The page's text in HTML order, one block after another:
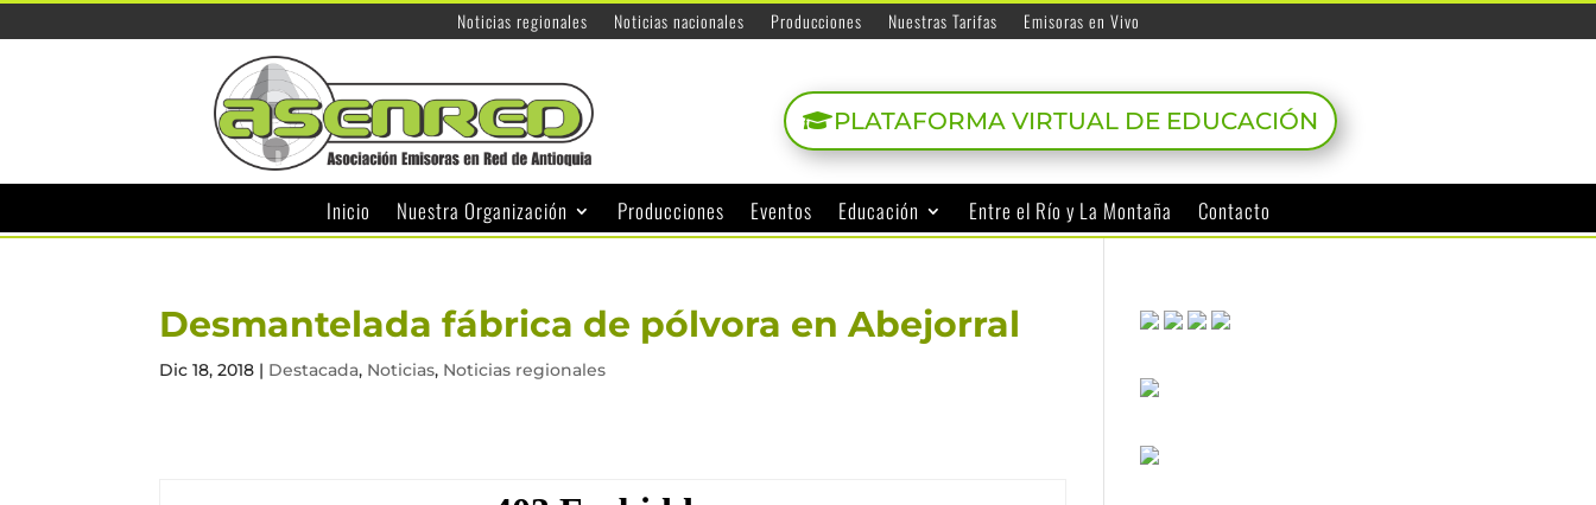
Noticias regionales Noticias nacionales Producciones Nuestras Tarifas Emisoras en Vivo
PLATAFORMA VIRTUAL DE EDUCACIÓN
Inicio Nuestra Organización Producciones Eventos Educación Entre el Río y La Montaña Contacto
Desmantelada fábrica de pólvora en Abejorral
Dic 18, 2018 | Destacada, Noticias, Noticias regionales